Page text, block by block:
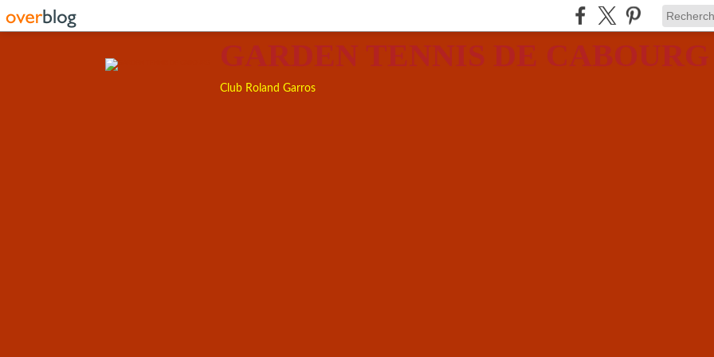
GARDEN TENNIS DE CABOURG
Club Roland Garros